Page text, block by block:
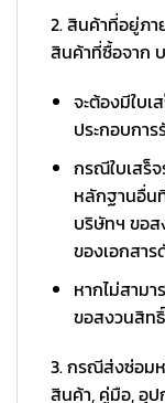
2. สินค้าที่อยู่ภา
สินค้าที่ซื้อจาก
จะต้องมีใบเ
ประกอบการ
กรณีใบเสร็
หลักฐานอื่น
บริษัทฯ ขอส
ของเอกสาร
หากไม่สาม
ขอสงวนสิท
3. กรณีส่งซ่อม
สินค้า, คู่มือ, อุ